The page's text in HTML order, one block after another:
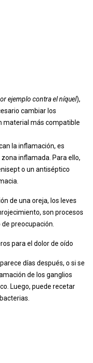
ejemplo contra el níquel),
cambiar los
material más compatible
la inflamación, es
inflamada. Para ello,
o un antiséptico
de una oreja, los leves
son procesos
preocupación.
para el dolor de oído
días después, o si se
de los ganglios
Luego, puede recetar